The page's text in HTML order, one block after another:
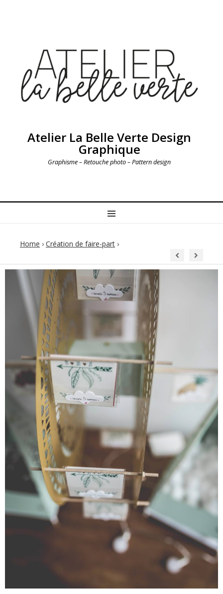
Atelier La Belle Verte Design
Graphique
Graphisme – Retouche photo – Pattern design
MENU
Home › Création de faire-part ›